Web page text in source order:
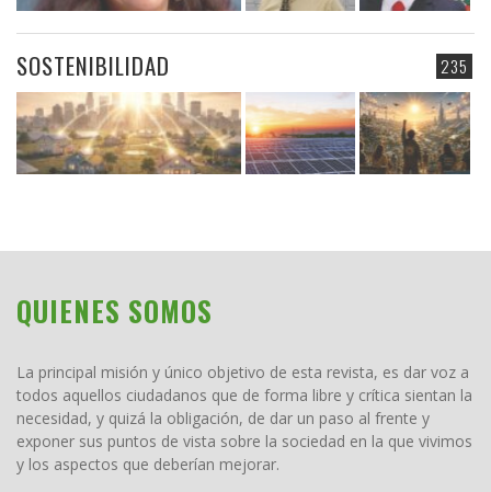
235
SOSTENIBILIDAD
QUIENES SOMOS
La principal misión y único objetivo de esta revista, es dar voz a
todos aquellos ciudadanos que de forma libre y crítica sientan la
necesidad, y quizá la obligación, de dar un paso al frente y
exponer sus puntos de vista sobre la sociedad en la que vivimos
y los aspectos que deberían mejorar.